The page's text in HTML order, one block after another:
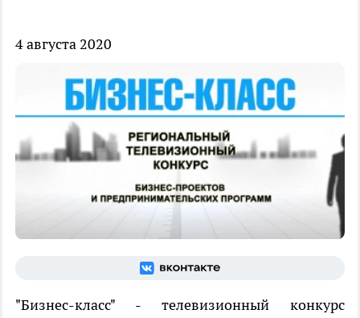
4 августа 2020
"Бизнес-класс" - телевизионный конкурс